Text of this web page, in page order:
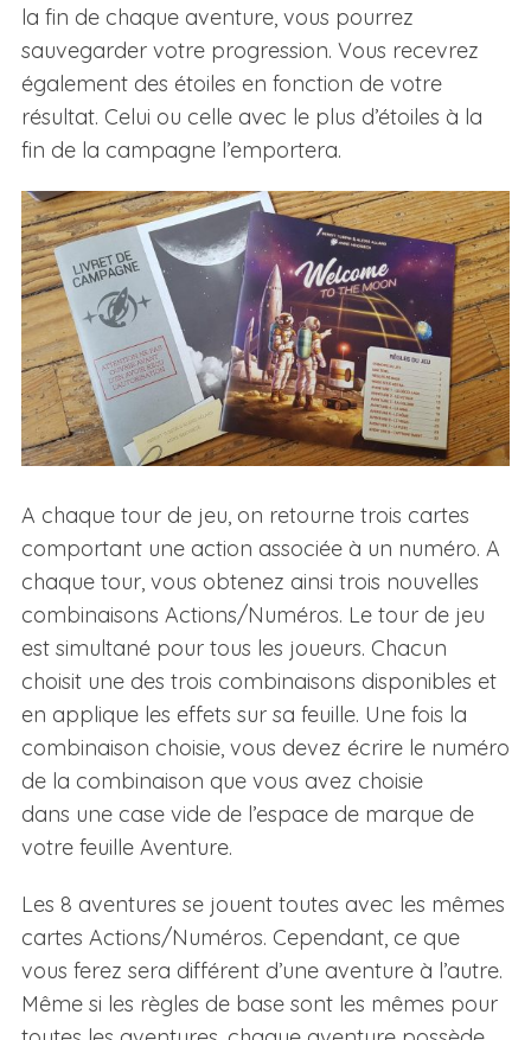
la fin de chaque aventure, vous pourrez
sauvegarder votre progression. Vous recevrez
également des étoiles en fonction de votre
résultat. Celui ou celle avec le plus d’étoiles à la
fin de la campagne l’emportera.
A chaque tour de jeu, on retourne trois cartes
comportant une action associée à un numéro. A
chaque tour, vous obtenez ainsi trois nouvelles
combinaisons Actions/Numéros. Le tour de jeu
est simultané pour tous les joueurs. Chacun
choisit une des trois combinaisons disponibles et
en applique les effets sur sa feuille. Une fois la
combinaison choisie, vous devez écrire le numéro
de la combinaison que vous avez choisie
dans une case vide de l’espace de marque de
votre feuille Aventure.
Les 8 aventures se jouent toutes avec les mêmes
cartes Actions/Numéros. Cependant, ce que
vous ferez sera différent d’une aventure à l’autre.
Même si les règles de base sont les mêmes pour